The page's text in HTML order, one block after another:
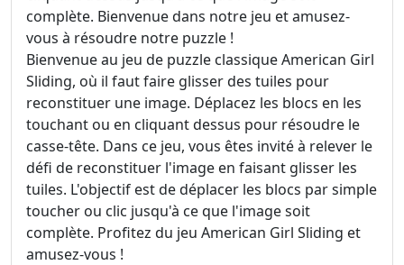
complète. Bienvenue dans notre jeu et amusez-
vous à résoudre notre puzzle !
Bienvenue au jeu de puzzle classique American Girl
Sliding, où il faut faire glisser des tuiles pour
reconstituer une image. Déplacez les blocs en les
touchant ou en cliquant dessus pour résoudre le
casse-tête. Dans ce jeu, vous êtes invité à relever le
défi de reconstituer l'image en faisant glisser les
tuiles. L'objectif est de déplacer les blocs par simple
toucher ou clic jusqu'à ce que l'image soit
complète. Profitez du jeu American Girl Sliding et
amusez-vous !